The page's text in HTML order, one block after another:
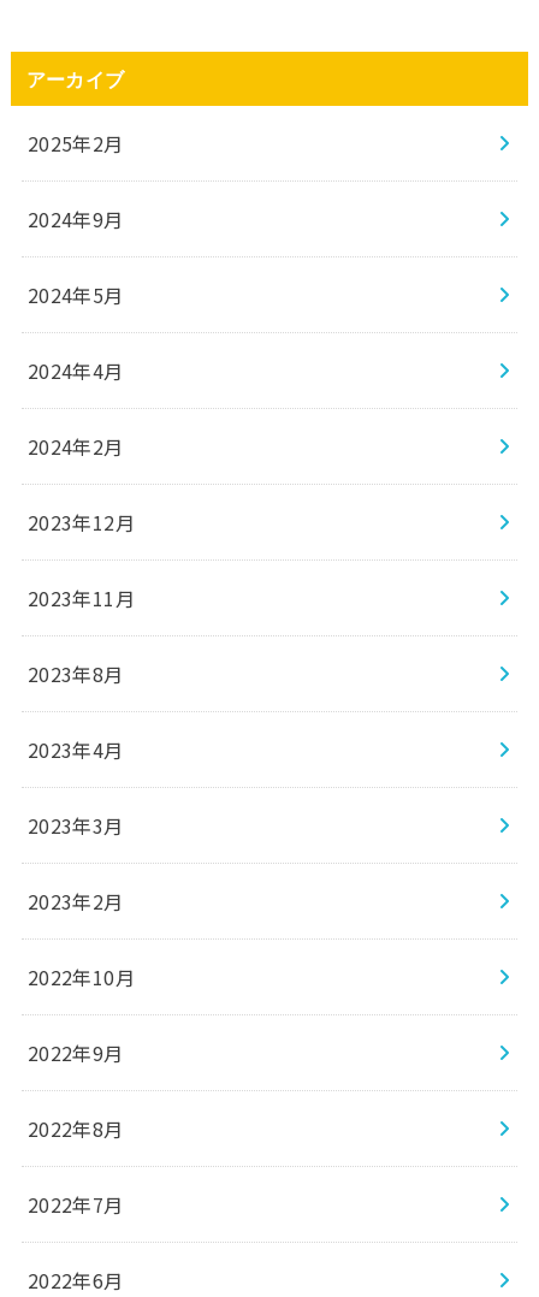
アーカイブ
2025年2月
2024年9月
2024年5月
2024年4月
2024年2月
2023年12月
2023年11月
2023年8月
2023年4月
2023年3月
2023年2月
2022年10月
2022年9月
2022年8月
2022年7月
2022年6月